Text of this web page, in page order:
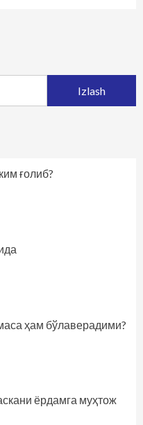
ғолиб?
ҳам бўлаверадими?
ёрдамга муҳтож